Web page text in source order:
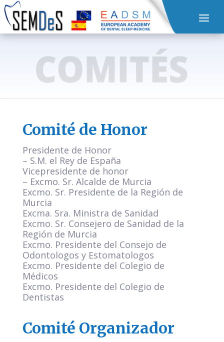
Comité de Honor
Presidente de Honor
– S.M. el Rey de España
Vicepresidente de honor
– Excmo. Sr. Alcalde de Murcia
Excmo. Sr. Presidente de la Región de
Murcia
Excma. Sra. Ministra de Sanidad
Excmo. Sr. Consejero de Sanidad de la
Región de Murcia
Excmo. Presidente del Consejo de
Odontologos y Estomatologos
Excmo. Presidente del Colegio de
Médicos
Excmo. Presidente del Colegio de
Dentistas
Comité Organizador